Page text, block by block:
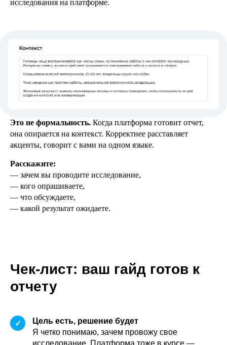
исследования на платформе.
Это не формальность. Когда платформа готовит отчет,
она опирается на контекст. Корректнее расставляет
акценты, говорит с вами на одном языке.
Расскажите:
— зачем вы проводите исследование,
— кого опрашиваете,
— что обсуждаете,
— какой результат ожидаете.
Чек-лист: ваш гайд готов к
отчету
✓
Цель есть, решение будет
Я четко понимаю, зачем провожу свое
Решения
Блог
Как
Настройка
Цены и
Контакты
информация
Политика конфиденциальности